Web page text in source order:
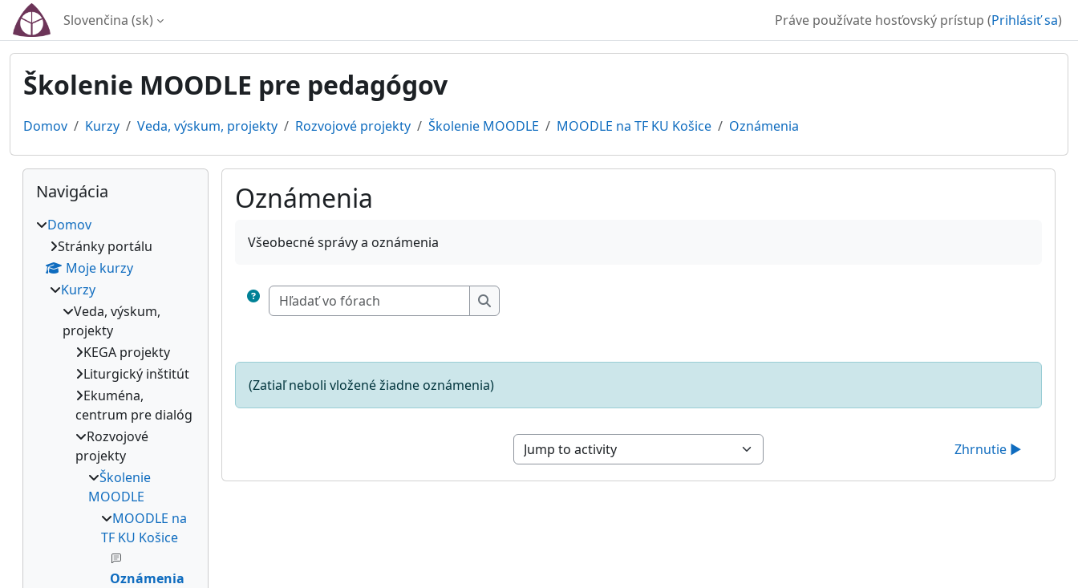
Preskočiť na hlavný obsah
Slovenčina ‎(sk)‎ Práve používate hosťovský prístup (Prihlásiť sa)
Školenie MOODLE pre pedagógov
Domov Kurzy Veda, výskum, projekty Rozvojové projekty Školenie MOODLE MOODLE na TF KU Košice Oznámenia
Oznámenia
Všeobecné správy a oznámenia
Hľadať vo fórach
Hľadať vo fórach
(Zatiaľ neboli vložené žiadne oznámenia)
Jump to activity Zhrnutie ▶︎
Bloky
Preskočiť Navigácia
Navigácia
Domov
Stránky portálu
Moje kurzy
Kurzy
Veda, výskum,
projekty
KEGA projekty
Liturgický inštitút
Ekuména,
centrum pre dialóg
Rozvojové
projekty
Školenie
MOODLE
MOODLE na
TF KU Košice
Oznámenia